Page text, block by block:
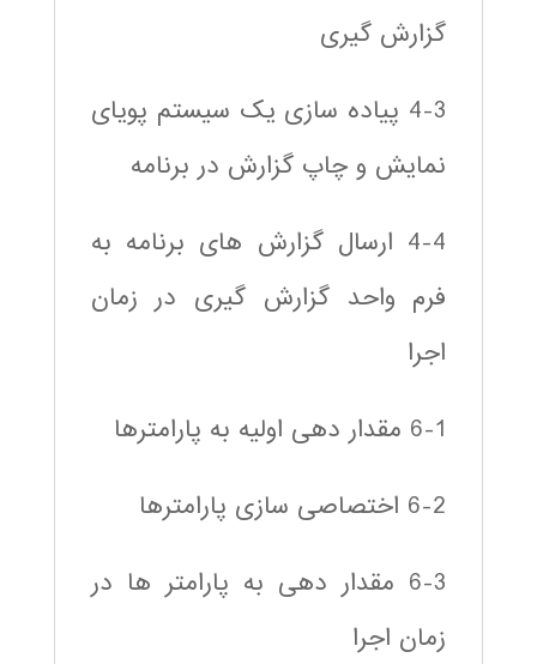
گزارش گیری
4-3 پیاده سازی یک سیستم پویای
نمایش و چاپ گزارش در برنامه
4-4 ارسال گزارش های برنامه به
فرم واحد گزارش گیری در زمان
اجرا
6-1 مقدار دهی اولیه به پارامترها
6-2 اختصاصی سازی پارامترها
6-3 مقدار دهی به پارامتر ها در
زمان اجرا